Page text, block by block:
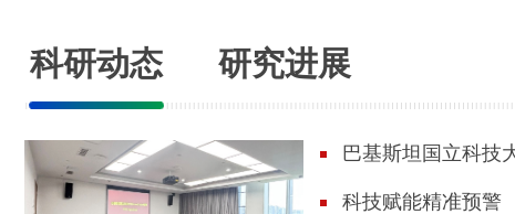
科研动态 研究进展
巴基斯坦国立科技
科技赋能精准预警